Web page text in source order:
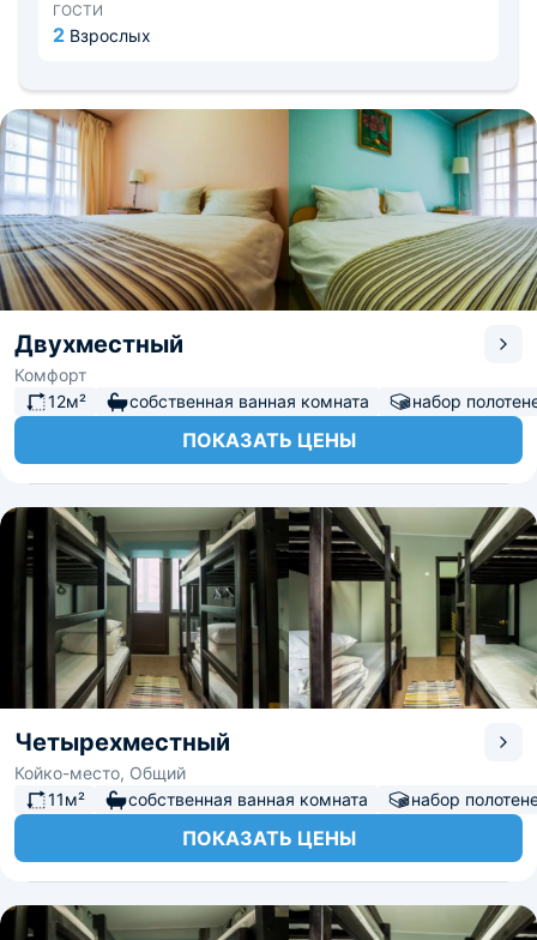
всем необходимым для приготовления еды. Рядом есть
супермаркеты и продуктовый рынок.
площади. На автобусе можно доехать до горнолыжного
курорта «Гора Соболиная». Ближайший
железнодорожный вокзал и аэропорт находятся в
Иркутске, расстояние составляет около 85 км.
ГОСТИ
2 Взрослых
Двухместный
Комфорт
12м²
собственная ванная комната набор
ПОКАЗАТЬ ЦЕНЫ
Четырехместный
Койко-место, Общий
11м²
собственная ванная комната набор
ПОКАЗАТЬ ЦЕНЫ